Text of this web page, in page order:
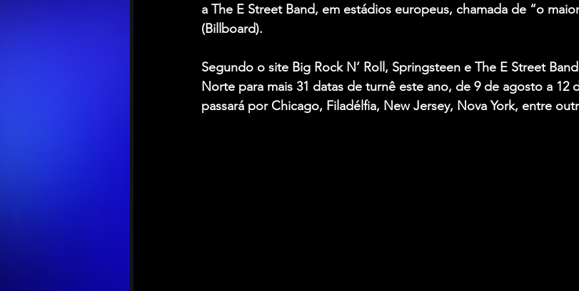
a The E Street Band, em estádios europeus, chamada de “o
(Billboard).
Segundo o site Big Rock N’ Roll, Springsteen e The E Street
Norte para mais 31 datas de turnê este ano, de 9 de agosto a 12
passará por Chicago, Filadélfia, New Jersey, Nova York, entre